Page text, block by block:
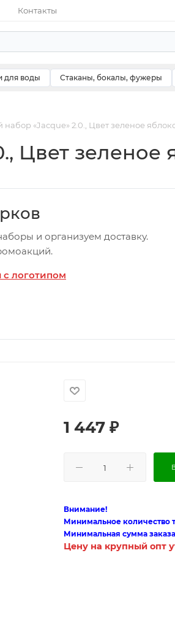
Контакты
для воды Стаканы, бокалы, фужеры
«Jacque» 2.0., Цвет зеленое
Цвет зеленое
и организуем доставку.
логотипом
1 447 ₽
Внимание!
Минимальное количество
Минимальная сумма
Цену на крупный опт